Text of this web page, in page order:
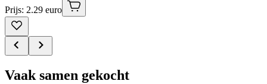
Prijs: 2.29 euro
Vaak samen gekocht